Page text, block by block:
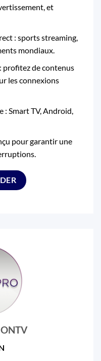
et
: sports streaming,
mondiaux.
profitez de contenus
les connexions
Smart TV, Android,
pour garantir une